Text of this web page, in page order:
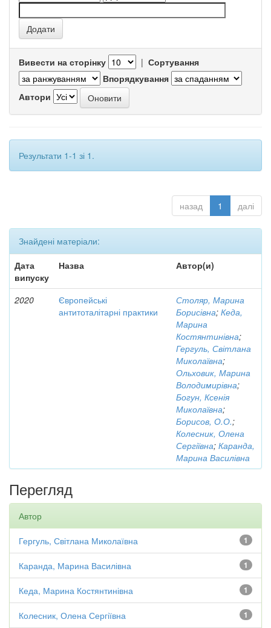
Вивести на сторінку | Сортування
Впорядкування
Автори
Результати 1-1 зі 1.
назад 1 далі
Знайдені матеріали:
Дата
випуску
Назва Автор(и)
2020
Європейські
антитоталітарні практики
Столяр, Марина
Борисівна; Кеда,
Марина
Костянтинівна;
Гергуль, Світлана
Миколаївна;
Ольховик, Марина
Володимирівна;
Богун, Ксенія
Миколаївна;
Борисов, О.О.;
Колесник, Олена
Сергіївна; Каранда,
Марина Василівна
Перегляд
Автор
1
Гергуль, Світлана Миколаївна
1
Каранда, Марина Василівна
1
Кеда, Марина Костянтинівна
1
Колесник, Олена Сергіївна